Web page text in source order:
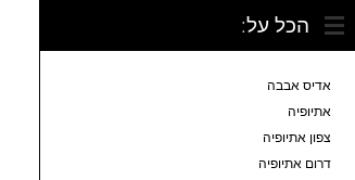
הכל על:
אדיס אבבה
אתיופיה
צפון אתיופיה
דרום אתיופיה